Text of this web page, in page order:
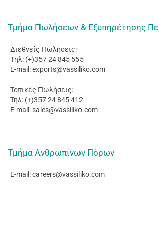
Τμήμα Πωλήσεων & Εξυπηρέτησης
Διεθνείς Πωλήσεις:
Tηλ: (+)357 24 845 555
E-mail:exports@vassiliko.com
Τοπικές Πωλήσεις:
Τηλ: (+)357 24 845 412
E-mail:sales@vassiliko.com
Τμήμα Ανθρωπίνων Πόρων
E-mail:careers@vassiliko.com